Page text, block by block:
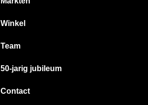
Winkel
Team
50-jarig jubileum
Contact